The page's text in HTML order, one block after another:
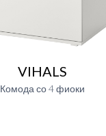
VIHALS
Комода со 4 фиоки